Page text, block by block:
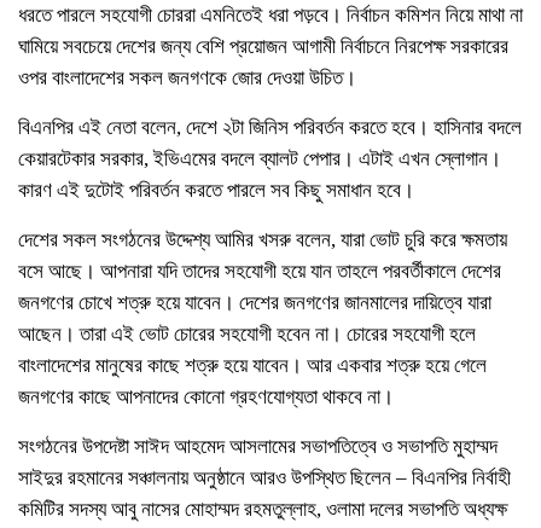
ধরতে পারলে সহযোগী চোররা এমনিতেই ধরা পড়বে। নির্বাচন কমিশন নিয়ে মাথা না
ঘামিয়ে সবচেয়ে দেশের জন্য বেশি প্রয়োজন আগামী নির্বাচনে নিরপেক্ষ সরকারের
ওপর বাংলাদেশের সকল জনগণকে জোর দেওয়া উচিত।
বিএনপির এই নেতা বলেন, দেশে ২টা জিনিস পরিবর্তন করতে হবে। হাসিনার বদলে
কেয়ারটেকার সরকার, ইভিএমের বদলে ব্যালট পেপার। এটাই এখন স্লোগান।
কারণ এই দুটোই পরিবর্তন করতে পারলে সব কিছু সমাধান হবে।
দেশের সকল সংগঠনের উদ্দেশ্য আমির খসরু বলেন, যারা ভোট চুরি করে ক্ষমতায়
বসে আছে। আপনারা যদি তাদের সহযোগী হয়ে যান তাহলে পরবর্তীকালে দেশের
জনগণের চোখে শত্রু হয়ে যাবেন। দেশের জনগণের জানমালের দায়িত্বে যারা
আছেন। তারা এই ভোট চোরের সহযোগী হবেন না। চোরের সহযোগী হলে
বাংলাদেশের মানুষের কাছে শত্রু হয়ে যাবেন। আর একবার শত্রু হয়ে গেলে
জনগণের কাছে আপনাদের কোনো গ্রহণযোগ্যতা থাকবে না।
সংগঠনের উপদেষ্টা সাঈদ আহমেদ আসলামের সভাপতিত্বে ও সভাপতি মুহাম্মদ
সাইদুর রহমানের সঞ্চালনায় অনুষ্ঠানে আরও উপস্থিত ছিলেন – বিএনপির নির্বাহী
কমিটির সদস্য আবু নাসের মোহাম্মদ রহমতুল্লাহ, ওলামা দলের সভাপতি অধ্যক্ষ